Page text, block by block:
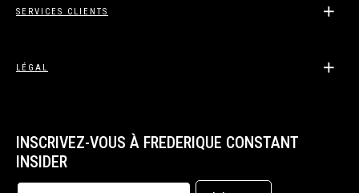
SERVICES CLIENTS
LÉGAL
INSCRIVEZ-VOUS À FREDERIQUE CONSTANT
INSIDER